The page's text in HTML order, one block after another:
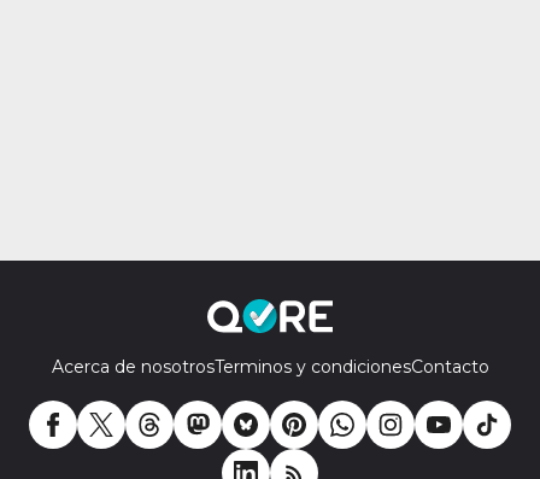
Acerca de nosotrosTerminos y condicionesContacto